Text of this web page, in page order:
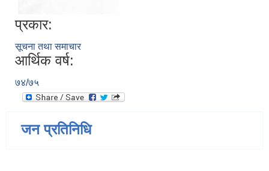
प्रकार:
सूचना तथा समाचार
आर्थिक वर्ष:
७४/७५
जन प्रतिनिधि